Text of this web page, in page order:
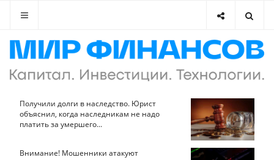
Получили долги в наследство. Юрист
объяснил, когда наследникам не надо
платить за умершего...
Внимание! Мошенники атакуют